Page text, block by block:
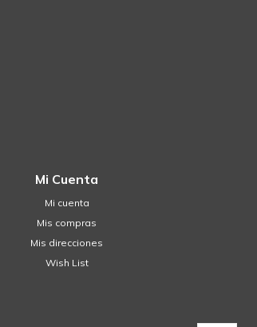
Mi Cuenta
Mi cuenta
Mis compras
Mis direcciones
Wish List